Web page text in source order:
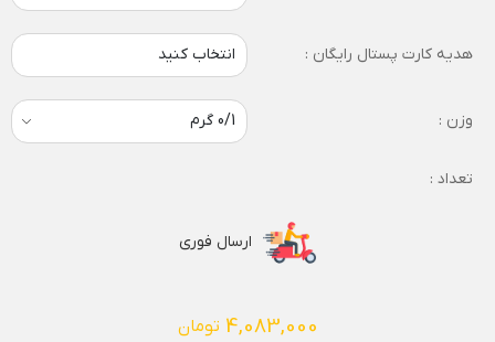
هدیه کارت پستال رایگان : انتخاب کنید
وزن :
تعداد :
ارسال فوری
4,083,000 تومان